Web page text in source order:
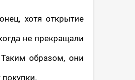
хотя открытие
не прекращали
образом, они